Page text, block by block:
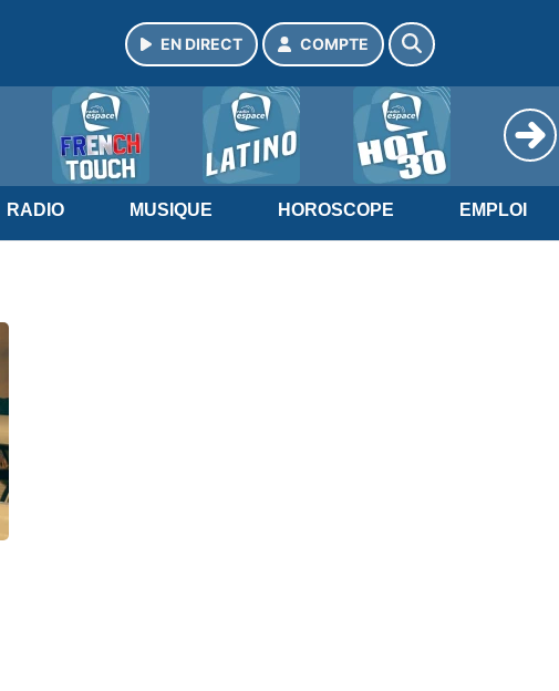
EN DIRECT COMPTE
RADIO MUSIQUE HOROSCOPE EMPLOI